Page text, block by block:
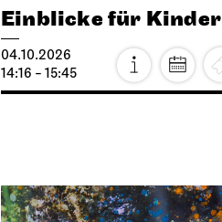
Einblicke für Kinder
04.10.2026
14:16 - 15:45